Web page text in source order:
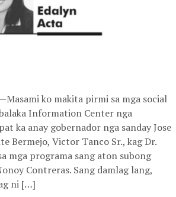
ko makita pirmi sa mga social
Information Center nga
ka anay gobernador nga sanday Jose
Bermejo, Victor Tanco Sr., kag Dr.
mga programa sang aton subong
Contreras. Sang damlag lang,
ni […]